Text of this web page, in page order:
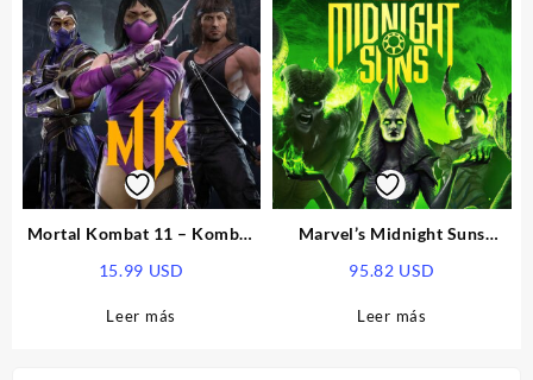
Mortal Kombat 11 – Kombat
X|S CD Key
15.99 USD
Leer más
Marvel’s Midnight Suns
Series X|S CD Key
95.82 USD
Leer más